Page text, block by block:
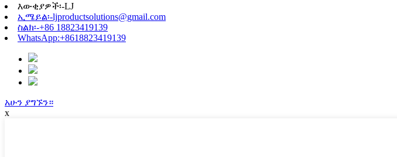
እውቂያዎች፡-LJ
ኢሜይል፡-ljproductsolutions@gmail.com
ስልክ፡-+86 18823419139
WhatsApp:+8618823419139
አሁን ያግኙን።
x